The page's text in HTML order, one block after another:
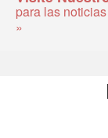
para las
»